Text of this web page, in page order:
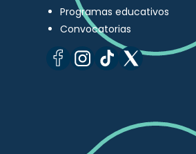
Programas educativos
Convocatorias